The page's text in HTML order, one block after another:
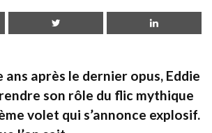
après le dernier opus, Eddie
son rôle du flic mythique
volet qui s’annonce explosif.